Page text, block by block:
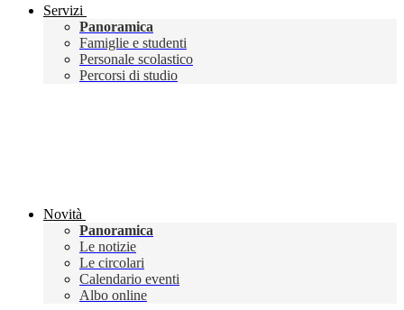
Servizi
Panoramica
Famiglie e studenti
Personale scolastico
Percorsi di studio
Novità
Panoramica
Le notizie
Le circolari
Calendario eventi
Albo online